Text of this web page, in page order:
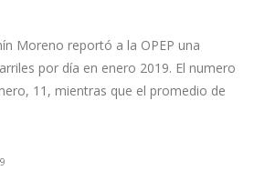
Moreno reportó a la OPEP una
por día en enero 2019. El numero
11, mientras que el promedio de